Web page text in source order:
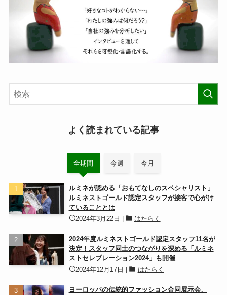
よく読まれている記事
全期間 今週 今月
ルミネが認める「おもてなしのスペシャリスト」
ルミネストゴールド認定スタッフが接客で心がけ
ていることとは
2024年3月22日
はたらく
2024年度ルミネストゴールド認定スタッフ11名が
決定！スタッフ同士のつながりを深める「ルミネ
ストセレブレーション2024」も開催
2024年12月17日 | はたらく
ヨーロッパの伝統的ファッション合同展示会、